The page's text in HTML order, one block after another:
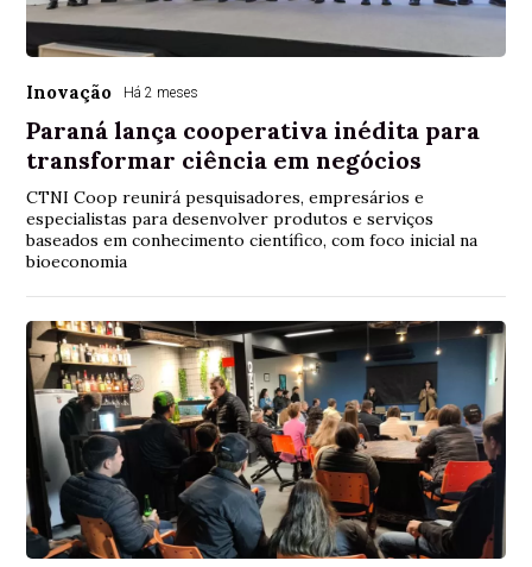
Inovação Há 2 meses
Paraná lança cooperativa inédita para
transformar ciência em negócios
CTNI Coop reunirá pesquisadores, empresários e
especialistas para desenvolver produtos e serviços
baseados em conhecimento científico, com foco inicial na
bioeconomia